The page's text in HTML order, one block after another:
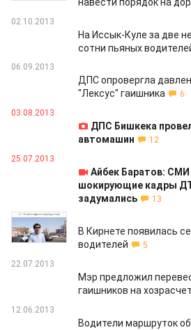
02.10.2013
На Иссык-Куле за две
сотни пьяных
06.09.2013
ДПС опровергла
"Лексус" гаишника
6
03.08.2013
ДПС Бишкека
автомашин
12
25.07.2013
Айбек Баратов:
шокирующие кадры
задумались
13
24.07.2013
В Кирнете появилась
водителей
5
22.07.2013
Мэр предложил
гаишников на хозрасчет
12.06.2013
Водители маршруток